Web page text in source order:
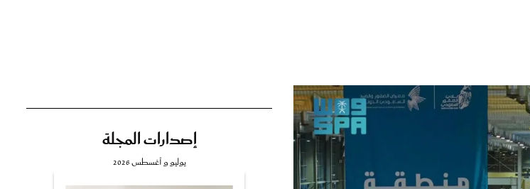
إصدارات المجلة
يوليو و أغسطس 2026
مجلة سيدتي
غلاف رفمي